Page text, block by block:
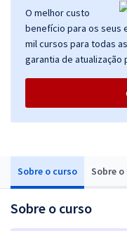
Sobre o curso Sobre
Sobre o curso
O melhor custo
benefício para os seus
mil cursos para todas
garantia de atualização